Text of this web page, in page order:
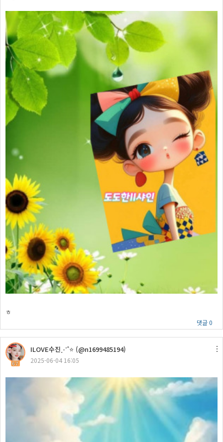
ㅎ
댓글 0
67
ILOVE수진⋰˚⭐ (@n1699485194)
2025-06-04 16:05